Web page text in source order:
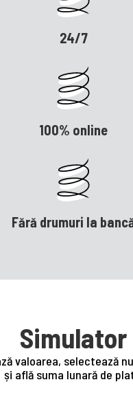
24/7
100% online
Fără drumuri la
Simulator
valoarea, selectează
și află suma lunară de